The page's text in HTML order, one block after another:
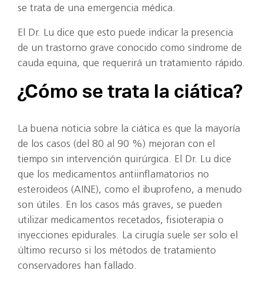
se trata de una emergencia médica.
El Dr. Lu dice que esto puede indicar la presencia
de un trastorno grave conocido como síndrome de
cauda equina, que requerirá un tratamiento rápido.
¿Cómo se trata la ciática?
La buena noticia sobre la ciática es que la mayoría
de los casos (del 80 al 90 %) mejoran con el
tiempo sin intervención quirúrgica. El Dr. Lu dice
que los medicamentos antiinflamatorios no
esteroideos (AINE), como el ibuprofeno, a menudo
son útiles. En los casos más graves, se pueden
utilizar medicamentos recetados, fisioterapia o
inyecciones epidurales. La cirugía suele ser solo el
último recurso si los métodos de tratamiento
conservadores han fallado.